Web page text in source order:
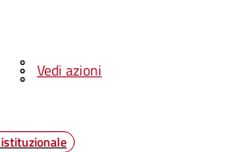
Vedi azioni